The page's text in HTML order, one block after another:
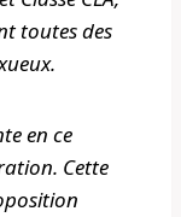
toutes des
en ce
Cette